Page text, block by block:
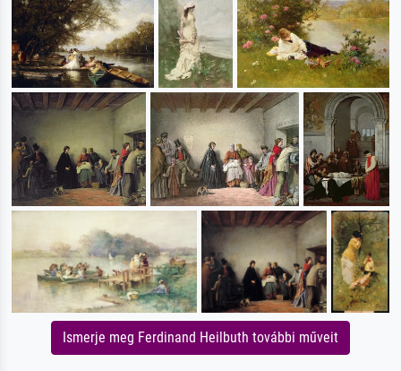
Ismerje meg Ferdinand Heilbuth további műveit